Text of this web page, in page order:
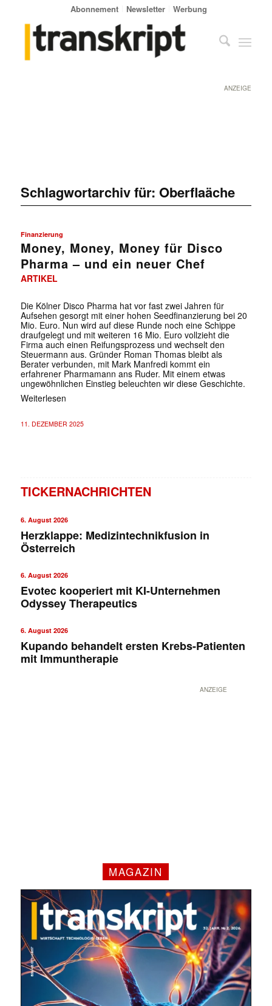
Abonnement Newsletter Werbung
ANZEIGE
Schlagwortarchiv für: Oberflaäche
Finanzierung
Money, Money, Money für Disco
Pharma – und ein neuer Chef
ARTIKEL
Die Kölner Disco Pharma hat vor fast zwei Jahren für
Aufsehen gesorgt mit einer hohen Seedfinanzierung bei 20
Mio. Euro. Nun wird auf diese Runde noch eine Schippe
draufgelegt und mit weiteren 16 Mio. Euro vollzieht die
Firma auch einen Reifungsprozess und wechselt den
Steuermann aus. Gründer Roman Thomas bleibt als
Berater verbunden, mit Mark Manfredi kommt ein
erfahrener Pharmamann ans Ruder. Mit einem etwas
ungewöhnlichen Einstieg beleuchten wir diese Geschichte.
Weiterlesen
11. DEZEMBER 2025
TICKERNACHRICHTEN
6. August 2026
Herzklappe: Medizintechnikfusion in
Österreich
6. August 2026
Evotec kooperiert mit KI-Unternehmen
Odyssey Therapeutics
6. August 2026
Kupando behandelt ersten Krebs-Patienten
mit Immuntherapie
ANZEIGE
MAGAZIN